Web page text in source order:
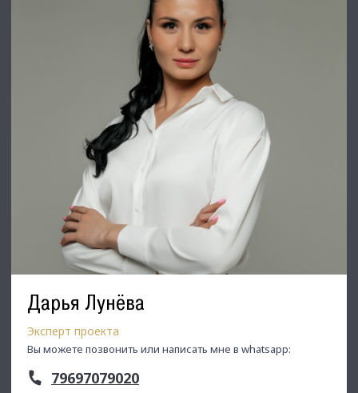
Дарья Лунёва
Эксперт проекта
Вы можете позвонить или написать мне в whatsapp:
79697079020